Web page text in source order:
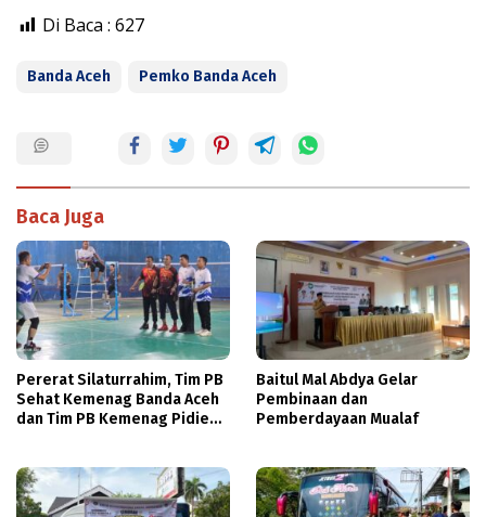
Di Baca : 627
Banda Aceh Pemko Banda Aceh
Baca Juga
Pererat Silaturrahim, Tim PB
Sehat Kemenag Banda Aceh
dan Tim PB Kemenag Pidie
Baitul Mal Abdya Gelar
Pembinaan dan
Pemberdayaan Mualaf